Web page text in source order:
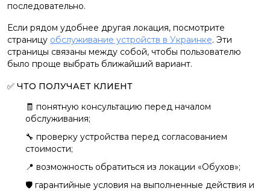
последовательно.
Если рядом удобнее другая локация, посмотрите
страницу обслуживание устройств в Украинке. Эти
страницы связаны между собой, чтобы пользователю
было проще выбрать ближайший вариант.
✅ ЧТО ПОЛУЧАЕТ КЛИЕНТ
🧾 понятную консультацию перед началом
обслуживания;
🔧 проверку устройства перед согласованием
стоимости;
📍 возможность обратиться из локации «Обухов»;
🛡️ гарантийные условия на выполненные действия и